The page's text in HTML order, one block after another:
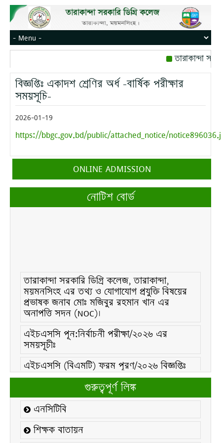
তারাকান্দা
রোজ বৃহস্পতিবার।
মোবাইল নম্বর:
বিজ্ঞপ্তিঃ একাদশ শ্রেণির অর্ধ -বার্ষিক পরীক্ষার
সময়সূচি-
2026-01-19
https://bbgc.gov.bd/public/attached_notice/
ONLINE ADMISSION
নোটিশ বোর্ড
তারাকান্দা সরকারি ডিগ্রি কলেজ, তারাকান্দা,
ময়মনসিংহ এর তথ্য ও যোগাযোগ প্রযুক্তি বিষয়ের
প্রভাষক জনাব মোঃ মজিবুর রহমান খান এর
অনাপত্তি সদন (NOC)।
এইচএসসি পূন:নির্বাচনী পরীক্ষা/২০২৬ এর
সময়সূচীঃ
এইচএসসি (বিএমটি) ফরম পূরণ/২০২৬ বিজ্ঞপ্তিঃ
এইচএসসি ফরম/২০২৬ পূরণ বিজ্ঞপ্তিঃ
২১ ফেব্রুয়ারি/২০২৬ ইং তারিখে “শহিদ দিবস ও
আন্তর্জাতিক মাতৃভাষা দিবস-২০২৬ উদযাপন
উপলক্ষ্যে নোটিশঃ
গুরুত্বপূর্ণ লিঙ্ক
এনসিটিবি
শিক্ষক বাতায়ন